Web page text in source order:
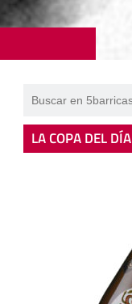
LA COPA DEL DÍA